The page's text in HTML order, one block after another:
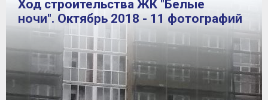
Ход строительства ЖК "Белые
ночи". Октябрь 2018 - 11 фотографий